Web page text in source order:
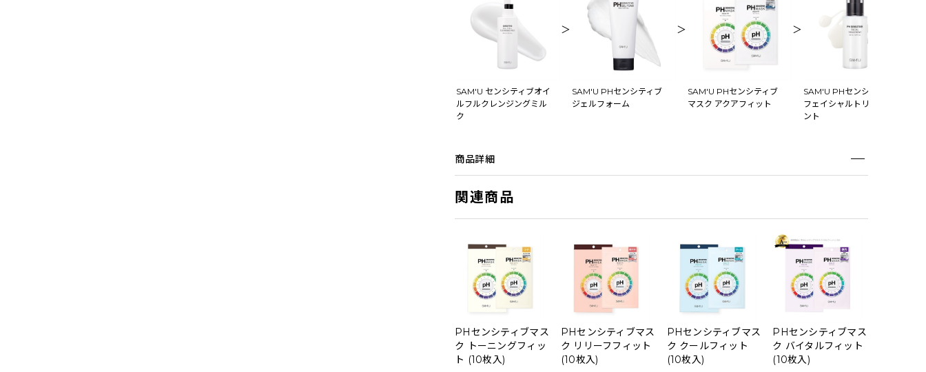
＞ ＞ ＞
SAM'U センシティブオイ
ルフルクレンジングミル
ク
SAM'U PHセンシティブ
ジェルフォーム
SAM'U PHセンシティブ
マスク アクアフィット
SAM'U PHセンシティブ
フェイシャルトリートメ
ント
商品詳細
関連商品
PHセンシティブマス
ク トーニングフィッ
ト (10枚入)
PHセンシティブマス
ク リリーフフィット
(10枚入)
PHセンシティブマス
ク クールフィット
(10枚入)
PHセンシティブマス
ク バイタルフィット
(10枚入)